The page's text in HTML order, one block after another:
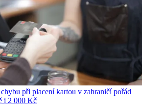
při placení kartou v zahraničí pořád
i 2 000 Kč